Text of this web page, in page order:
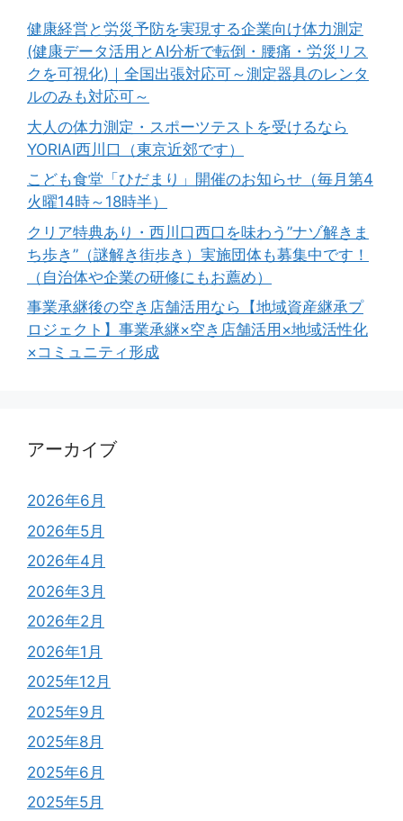
健康経営と労災予防を実現する企業向け体力測定
(健康データ活用とAI分析で転倒・腰痛・労災リス
クを可視化)｜全国出張対応可～測定器具のレンタ
ルのみも対応可～
大人の体力測定・スポーツテストを受けるなら
YORIAI西川口（東京近郊です）
こども食堂「ひだまり」開催のお知らせ（毎月第4
火曜14時～18時半）
クリア特典あり・西川口西口を味わう”ナゾ解きま
ち歩き”（謎解き街歩き）実施団体も募集中です！
（自治体や企業の研修にもお薦め）
事業承継後の空き店舗活用なら【地域資産継承プ
ロジェクト】事業承継×空き店舗活用×地域活性化
×コミュニティ形成
アーカイブ
2026年6月
2026年5月
2026年4月
2026年3月
2026年2月
2026年1月
2025年12月
2025年9月
2025年8月
2025年6月
2025年5月